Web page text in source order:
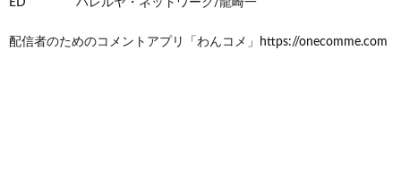
配信者のためのコメントアプリ「わんコメ」https://onecomme.com